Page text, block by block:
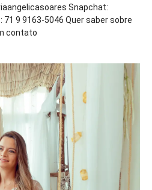
Snapchat:
9 9163-5046 Quer saber sobre
contato